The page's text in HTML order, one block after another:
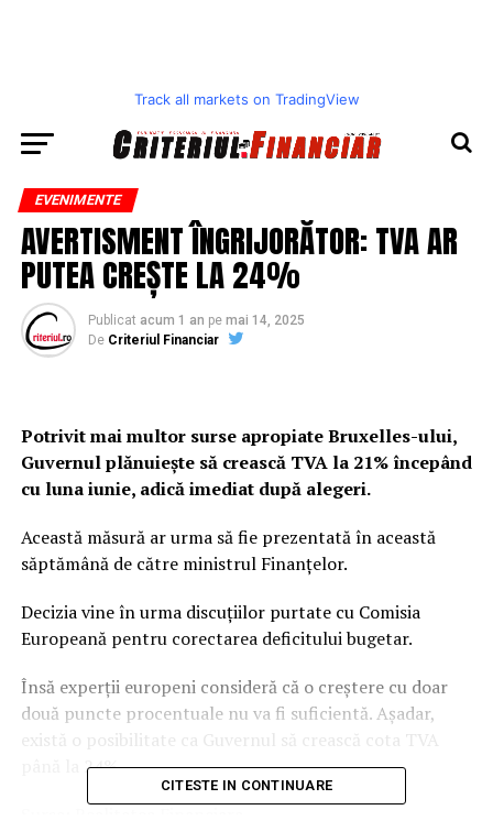
Track all markets on TradingView
EVENIMENTE
AVERTISMENT ÎNGRIJORĂTOR: TVA AR
PUTEA CREȘTE LA 24%
Publicat acum 1 an pe mai 14, 2025
De Criteriul Financiar
Potrivit mai multor surse apropiate Bruxelles-ului,
Guvernul plănuiește să crească TVA la 21% începând
cu luna iunie, adică imediat după alegeri.
Această măsură ar urma să fie prezentată în această
săptămână de către ministrul Finanțelor.
Decizia vine în urma discuțiilor purtate cu Comisia
Europeană pentru corectarea deficitului bugetar.
Însă experții europeni consideră că o creștere cu doar
două puncte procentuale nu va fi suficientă. Așadar,
există o posibilitate ca Guvernul să crească cota TVA
până la 24%.
CITESTE IN CONTINUARE